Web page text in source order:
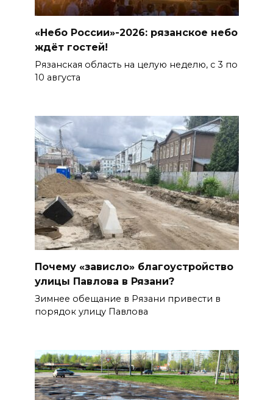
«Небо России»-2026: рязанское небо
ждёт гостей!
Рязанская область на целую неделю, с 3 по
10 августа
Почему «зависло» благоустройство
улицы Павлова в Рязани?
Зимнее обещание в Рязани привести в
порядок улицу Павлова